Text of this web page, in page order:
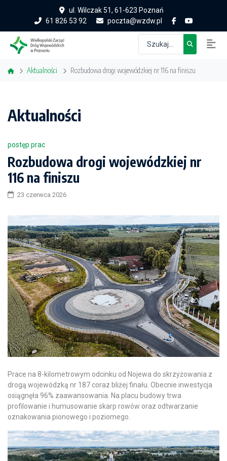
ul. Wilczak 51, 61-623 Poznań
61 826 53 92
poczta@wzdw.pl
Aktualności Rozbudowa drogi wojewódzkiej nr 116 na finiszu
Aktualności
postęp prac
Rozbudowa drogi wojewódzkiej nr
116 na finiszu
23 czerwca 2026
Prace na 8-kilometrowym odcinku od Nojewa do skrzyżowania z
drogą wojewódzką nr 187 coraz bliżej finału. Obecnie inwestycja
osiągnęła 96% zaawansowania. Na placu budowy trwa
profilowanie i humusowanie skarp rowów oraz odtwarzanie
oznakowania pionowego i poziomego.